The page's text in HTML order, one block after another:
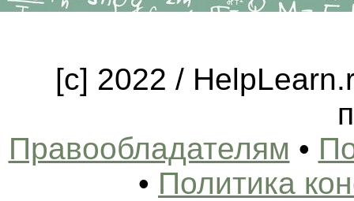
[c] 2022 /
Правообладателям •
• Политика